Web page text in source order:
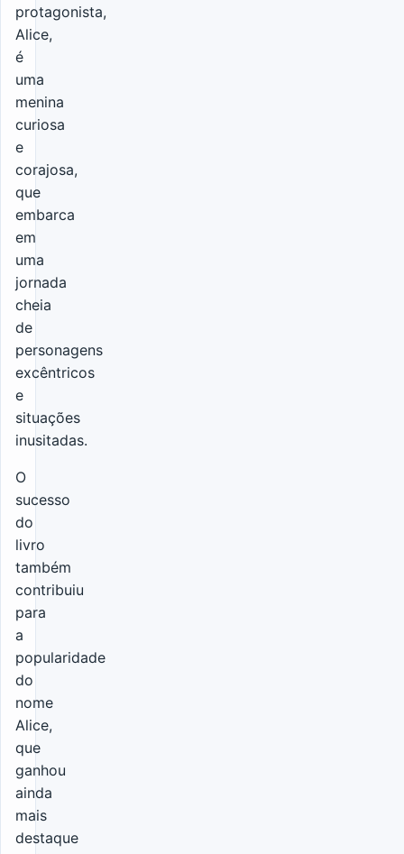
protagonista,
Alice,
é
uma
menina
curiosa
e
corajosa,
que
embarca
em
uma
jornada
cheia
de
personagens
excêntricos
e
situações
inusitadas.
O
sucesso
do
livro
também
contribuiu
para
a
popularidade
do
nome
Alice,
que
ganhou
ainda
mais
destaque